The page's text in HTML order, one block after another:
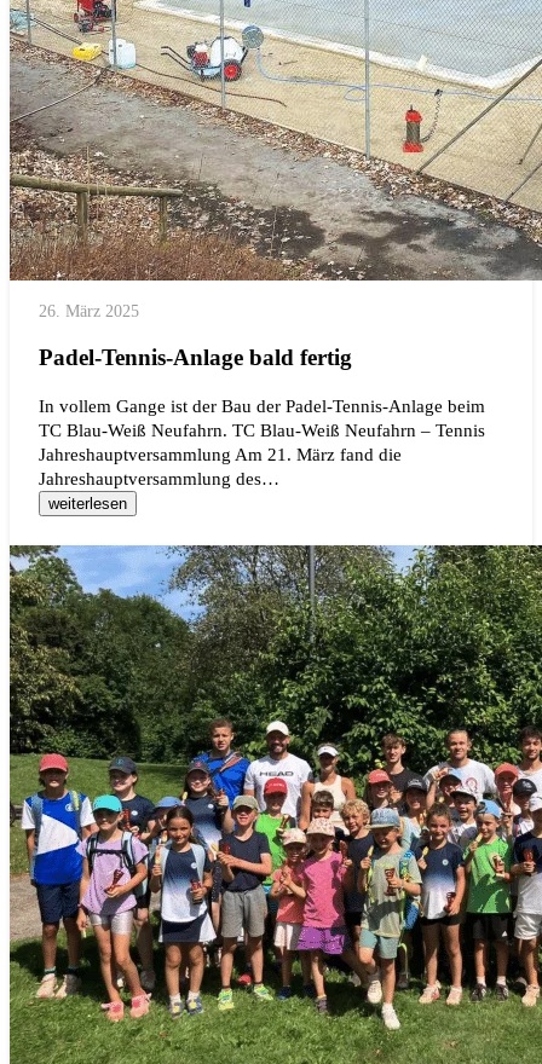
26. März 2025
Padel-Tennis-Anlage bald fertig
In vollem Gange ist der Bau der Padel-Tennis-Anlage beim
TC Blau-Weiß Neufahrn. TC Blau-Weiß Neufahrn – Tennis
Jahreshauptversammlung Am 21. März fand die
Jahreshauptversammlung des…
weiterlesen